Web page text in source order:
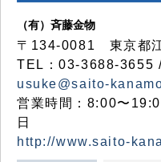
（有）斉藤金物
〒134-0081 東京都
TEL：03-3688-3655
usuke@saito-
営業時間：8:00〜
日
http://www.saito-